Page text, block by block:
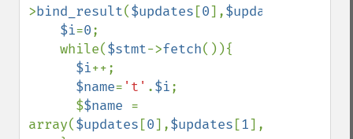
>bind_result($updates [0],$updates
$i=0;
    while(
$stmt->fetch()){
$i++;
$name= 't' .$i;
      $
$name =
array($updates [0],$updates [1],